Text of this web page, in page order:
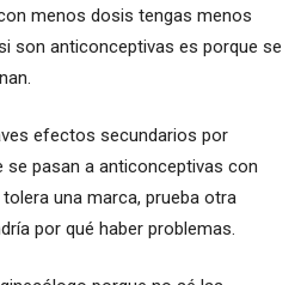
menos dosis tengas menos
son anticonceptivas es porque se
efectos secundarios por
pasan a anticonceptivas con
una marca, prueba otra
por qué haber problemas.